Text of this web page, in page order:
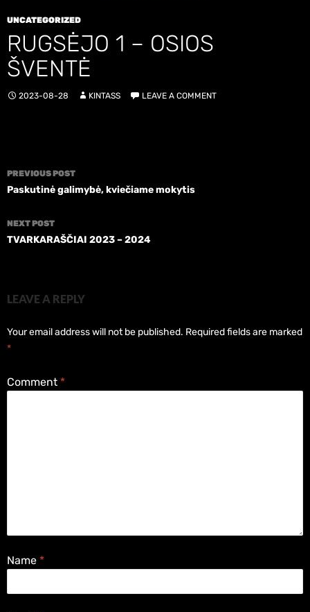
UNCATEGORIZED
RUGSĖJO 1 – OSIOS
ŠVENTĖ
2023-08-28 KINTASS LEAVE A COMMENT
Post
navigation
PREVIOUS POST
Paskutinė galimybė, kviečiame mokytis
NEXT POST
TVARKARAŠČIAI 2023 – 2024
LEAVE A REPLY
Your email address will not be published. Required fields are marked
*
Comment *
Name *